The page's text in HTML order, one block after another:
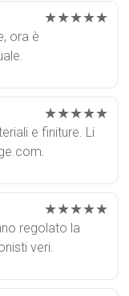
★★★★★
ora è
★★★★★
e finiture. Li
★★★★★
regolato la
veri.